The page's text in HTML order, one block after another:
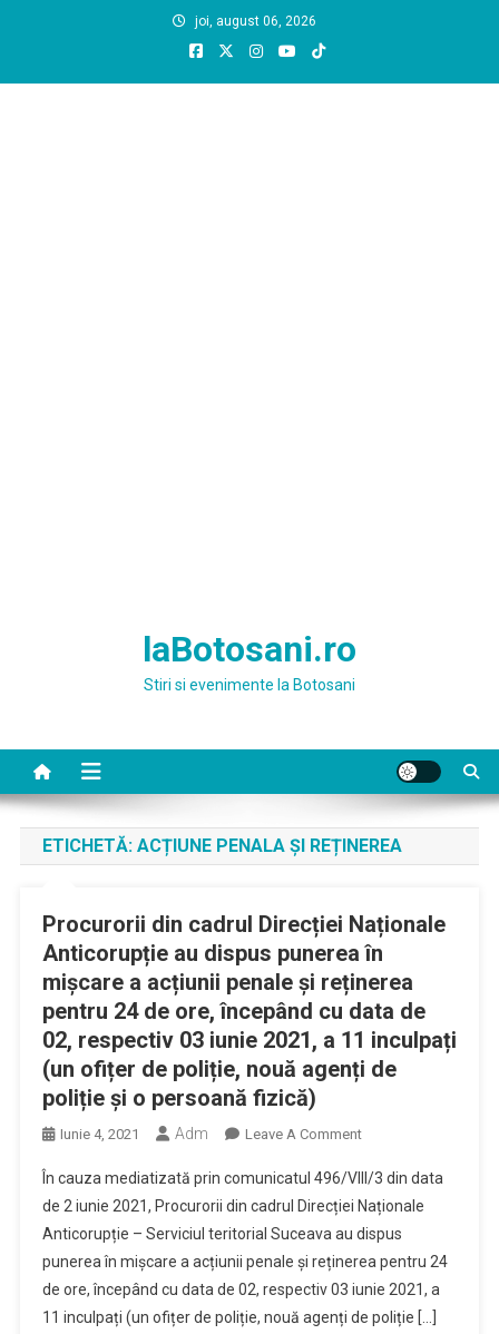
joi, august 06, 2026
laBotosani.ro
Stiri si evenimente la Botosani
ETICHETĂ: ACȚIUNE PENALA ȘI REȚINEREA
Procurorii din cadrul Direcției Naționale
Anticorupție au dispus punerea în
mișcare a acțiunii penale și reținerea
pentru 24 de ore, începând cu data de
02, respectiv 03 iunie 2021, a 11 inculpați
(un ofițer de poliție, nouă agenți de
poliție și o persoană fizică)
Iunie 4, 2021 Adm Leave A CommentOn
Din
Cadrul
Direcției
Naționale
Anticorupție
Au
În cauza mediatizată prin comunicatul 496/VIII/3 din data
de 2 iunie 2021, Procurorii din cadrul Direcției Naționale
Anticorupție – Serviciul teritorial Suceava au dispus
punerea în mișcare a acțiunii penale și reținerea pentru 24
de ore, începând cu data de 02, respectiv 03 iunie 2021, a
11 inculpați (un ofițer de poliție, nouă agenți de poliție […]